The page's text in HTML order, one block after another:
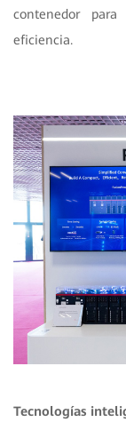
contenedor
eficiencia.
Tecnologías